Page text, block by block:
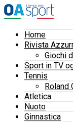
Home
Rivista
Giochi
Sport in TV
Tennis
Roland
Atletica
Nuoto
Ginnastica